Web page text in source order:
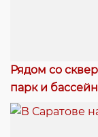
Рядом со
парк и бассейн